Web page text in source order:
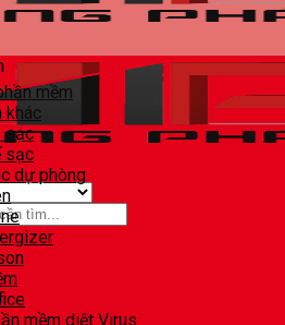
mềm
khác
sạc
sạc
dự phòng
mềm diệt Virus